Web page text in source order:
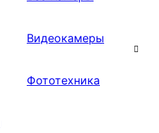
Видеокамеры
Фототехника